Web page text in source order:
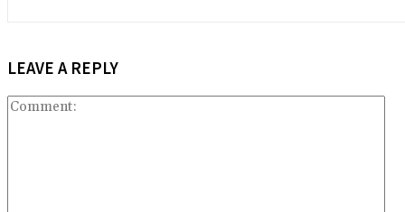
LEAVE A REPLY